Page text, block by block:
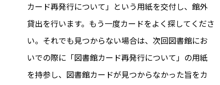
カード再発行について」という用紙を交付し、館外
貸出を行います。もう一度カードをよく探してくださ
い。それでも見つからない場合は、次回図書館にお
いでの際に「図書館カード再発行について」の用紙
を持参し、図書館カードが見つからなかった旨をカ